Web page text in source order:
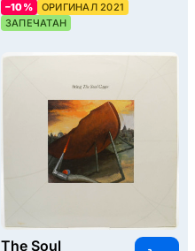
–10%
ОРИГИНАЛ 2021
ЗАПЕЧАТАН
The Soul